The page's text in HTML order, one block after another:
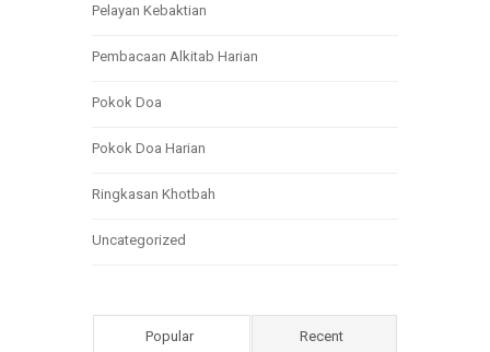
Pelayan Kebaktian
Pembacaan Alkitab Harian
Pokok Doa
Pokok Doa Harian
Ringkasan Khotbah
Uncategorized
Popular Recent